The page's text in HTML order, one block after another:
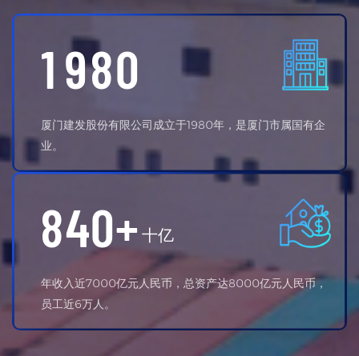
1980
厦门建发股份有限公司成立于1980年，是厦门市属国有企
业。
840+ 十亿
年收入近7000亿元人民币，总资产达8000亿元人民币，
员工近6万人。